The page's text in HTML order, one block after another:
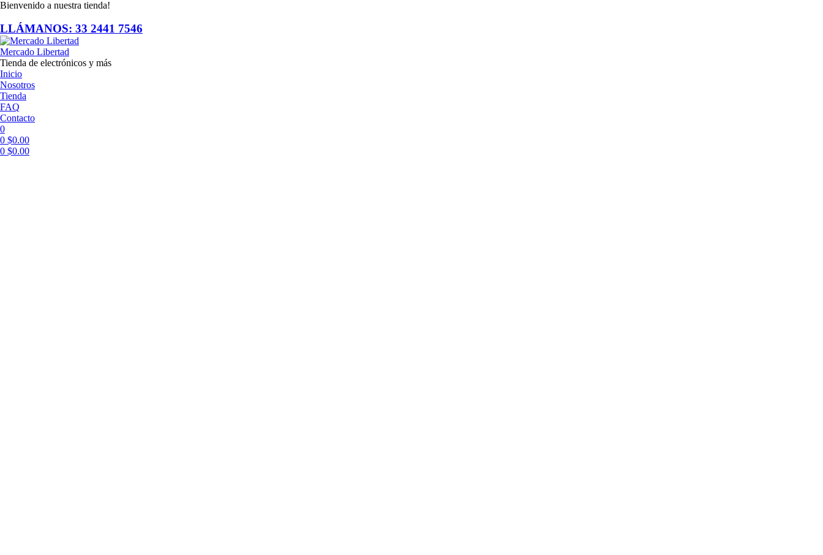
Bienvenido a nuestra tienda!
LLÁMANOS: 33 2441 7546
Mercado Libertad
Tienda de electrónicos y más
Inicio
Nosotros
Tienda
FAQ
Contacto
0
0 $0.00
0 $0.00